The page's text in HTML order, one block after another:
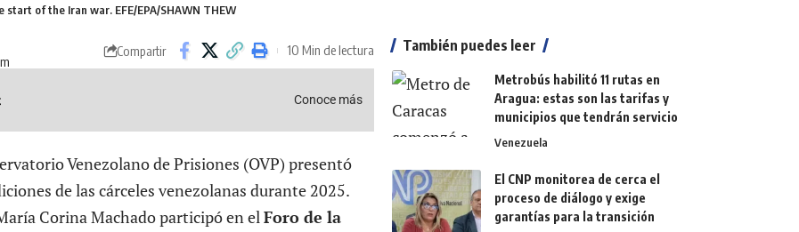
of the Iran war. EFE/EPA/SHAWN THEW
Compartir 10 Min de lectura
Conoce más
Venezolano de Prisiones (OVP) presentó
de las cárceles venezolanas durante 2025.
Corina Machado participó en elForo de la
También puedes leer
Metrobús habilitó 11 rutas en
Aragua: estas son las tarifas y
municipios que tendrán servicio
Venezuela
El CNP monitorea de cerca el
proceso de diálogo y exige
garantías para la transición